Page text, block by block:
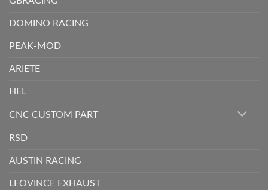
DOMINO RACING
PEAK-MOD
ARIETE
HEL
CNC CUSTOM PART
RSD
AUSTIN RACING
LEOVINCE EXHAUST